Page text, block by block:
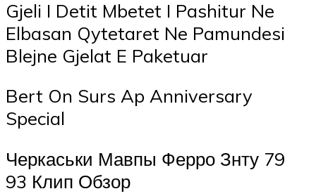
Gjeli I Detit Mbetet I Pashitur Ne
Elbasan Qytetaret Ne Pamundesi
Blejne Gjelat E Paketuar
Bert On Surs Ap Anniversary
Special
Черкаськи Мавпы Ферро Знту 79
93 Клип Обзор